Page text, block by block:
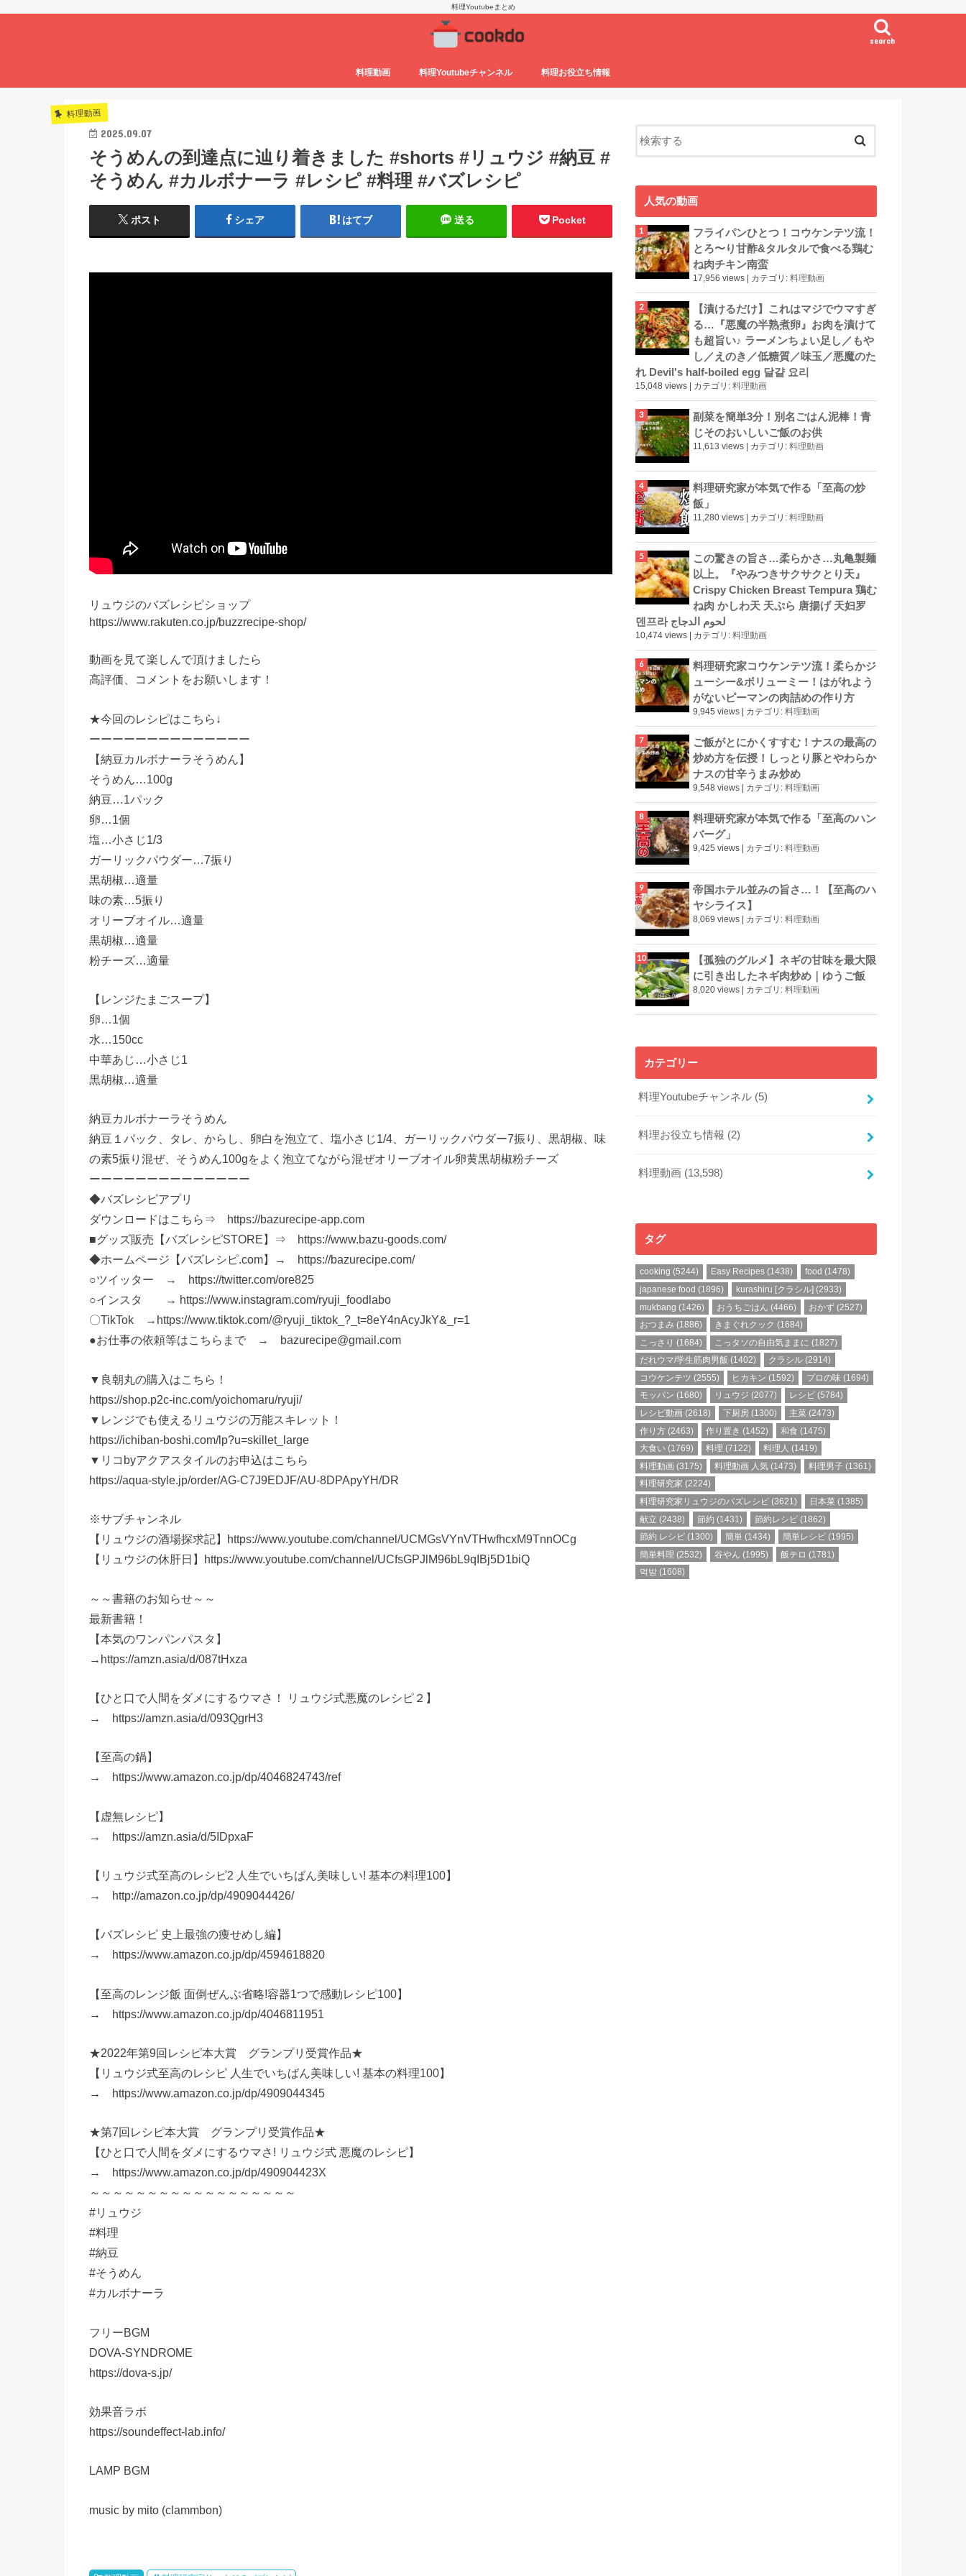
料理Youtubeまとめ
search
料理動画 料理Youtubeチャンネル 料理お役立ち情報
料理動画
2025.09.07
そうめんの到達点に辿り着きました #shorts #リュウジ #納豆 #
そうめん #カルボナーラ #レシピ #料理 #バズレシピ
ポスト シェア はてブ 送る Pocket
リュウジのバズレシピショップ
https://www.rakuten.co.jp/buzzrecipe-shop/
動画を見て楽しんで頂けましたら
高評価、コメントをお願いします！
★今回のレシピはこちら↓
ーーーーーーーーーーーーーー
【納豆カルボナーラそうめん】
そうめん…100g
納豆…1パック
卵…1個
塩…小さじ1/3
ガーリックパウダー…7振り
黒胡椒…適量
味の素…5振り
オリーブオイル…適量
黒胡椒…適量
粉チーズ…適量
【レンジたまごスープ】
卵…1個
水…150cc
中華あじ…小さじ1
黒胡椒…適量
納豆カルボナーラそうめん
納豆１パック、タレ、からし、卵白を泡立て、塩小さじ1/4、ガーリックパウダー7振り、黒胡椒、味
の素5振り混ぜ、そうめん100gをよく泡立てながら混ぜオリーブオイル卵黄黒胡椒粉チーズ
ーーーーーーーーーーーーーー
◆バズレシピアプリ
ダウンロードはこちら⇒ https://bazurecipe-app.com
■グッズ販売【バズレシピSTORE】⇒ https://www.bazu-goods.com/
◆ホームページ【バズレシピ.com】→ https://bazurecipe.com/
○ツイッター → https://twitter.com/ore825
○インスタ → https://www.instagram.com/ryuji_foodlabo
〇TikTok →https://www.tiktok.com/@ryuji_tiktok_?_t=8eY4nAcyJkY&_r=1
●お仕事の依頼等はこちらまで → bazurecipe@gmail.com
▼良朝丸の購入はこちら！
https://shop.p2c-inc.com/yoichomaru/ryuji/
▼レンジでも使えるリュウジの万能スキレット！
https://ichiban-boshi.com/lp?u=skillet_large
▼リコbyアクアスタイルのお申込はこちら
https://aqua-style.jp/order/AG-C7J9EDJF/AU-8DPApyYH/DR
※サブチャンネル
【リュウジの酒場探求記】https://www.youtube.com/channel/UCMGsVYnVTHwfhcxM9TnnOCg
【リュウジの休肝日】https://www.youtube.com/channel/UCfsGPJlM96bL9qIBj5D1biQ
～～書籍のお知らせ～～
最新書籍！
【本気のワンパンパスタ】
→https://amzn.asia/d/087tHxza
【ひと口で人間をダメにするウマさ！ リュウジ式悪魔のレシピ２】
→ https://amzn.asia/d/093QgrH3
【至高の鍋】
→ https://www.amazon.co.jp/dp/4046824743/ref
【虚無レシピ】
→ https://amzn.asia/d/5IDpxaF
【リュウジ式至高のレシピ2 人生でいちばん美味しい! 基本の料理100】
→ http://amazon.co.jp/dp/4909044426/
【バズレシピ 史上最強の痩せめし編】
→ https://www.amazon.co.jp/dp/4594618820
【至高のレンジ飯 面倒ぜんぶ省略!容器1つで感動レシピ100】
→ https://www.amazon.co.jp/dp/4046811951
★2022年第9回レシピ本大賞 グランプリ受賞作品★
【リュウジ式至高のレシピ 人生でいちばん美味しい! 基本の料理100】
→ https://www.amazon.co.jp/dp/4909044345
★第7回レシピ本大賞 グランプリ受賞作品★
【ひと口で人間をダメにするウマさ! リュウジ式 悪魔のレシピ】
→ https://www.amazon.co.jp/dp/490904423X
～～～～～～～～～～～～～～～～～～
#リュウジ
#料理
#納豆
#そうめん
#カルボナーラ
フリーBGM
DOVA-SYNDROME
https://dova-s.jp/
効果音ラボ
https://soundeffect-lab.info/
LAMP BGM
music by mito (clammbon)
人気の動画
フライパンひとつ！コウケンテツ流！
とろ〜り甘酢&タルタルで食べる鶏む
ね肉チキン南蛮
17,956 views | カテゴリ: 料理動画
【漬けるだけ】これはマジでウマすぎ
る…『悪魔の半熟煮卵』お肉を漬けて
も超旨い♪ ラーメンちょい足し／もや
し／えのき／低糖質／味玉／悪魔のた
れ Devil's half-boiled egg 달걀 요리
15,048 views カテゴリ: 料理動画
副菜を簡単3分！別名ごはん泥棒！青
じそのおいしいご飯のお供
11,613 views カテゴリ: 料理動画
料理研究家が本気で作る「至高の炒
飯」
11,280 views | カテゴリ: 料理動画
この驚きの旨さ…柔らかさ…丸亀製麺
以上。『やみつきサクサクとり天』
Crispy Chicken Breast Tempura 鶏む
ね肉 かしわ天 天ぷら 唐揚げ 天妇罗
덴프라 لحوم الدجاج
10,474 views | カテゴリ: 料理動画
料理研究家コウケンテツ流！柔らかジ
ューシー&ボリューミー！はがれよう
がないピーマンの肉詰めの作り方
9,945 views カテゴリ: 料理動画
ご飯がとにかくすすむ！ナスの最高の
炒め方を伝授！しっとり豚とやわらか
ナスの甘辛うまみ炒め
9,548 views カテゴリ: 料理動画
料理研究家が本気で作る「至高のハン
バーグ」
9,425 views カテゴリ: 料理動画
帝国ホテル並みの旨さ…！【至高のハ
ヤシライス】
8,069 views | カテゴリ: 料理動画
【孤独のグルメ】ネギの甘味を最大限
に引き出したネギ肉炒め｜ゆうご飯
8,020 views | カテゴリ: 料理動画
カテゴリー
料理Youtubeチャンネル (5)
料理お役立ち情報 (2)
料理動画 (13,598)
タグ
cooking (5244) Easy Recipes (1438) food (1478)
japanese food (1896) kurashiru [クラシル] (2933)
mukbang (1426) おうちごはん (4466) おかず (2527)
おつまみ (1886) きまぐれクック (1684)
こっさり (1684) こっタソの自由気ままに (1827)
だれウマ/学生筋肉男飯 (1402) クラシル (2914)
コウケンテツ (2555) ヒカキン (1592) プロの味 (1694)
モッパン (1680) リュウジ (2077) レシピ (5784)
レシピ動画 (2618) 下厨房 (1300) 主菜 (2473)
作り方 (2463) 作り置き (1452) 和食 (1475)
大食い (1769) 料理 (7122) 料理人 (1419)
料理動画 (3175) 料理動画 人気 (1473) 料理男子 (1361)
料理研究家 (2224)
料理研究家リュウジのバズレシピ (3621) 日本菜 (1385)
献立 (2438) 節約 (1431) 節約レシピ (1862)
節約 レシピ (1300) 簡単 (1434) 簡単レシピ (1995)
簡単料理 (2532) 谷やん (1995) 飯テロ (1781)
먹방 (1608)